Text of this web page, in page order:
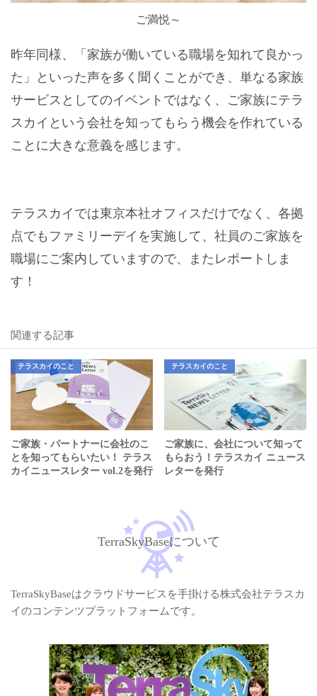
ご満悦～
昨年同様、「家族が働いている職場を知れて良かっ
た」といった声を多く聞くことができ、単なる家族
サービスとしてのイベントではなく、ご家族にテラ
スカイという会社を知ってもらう機会を作れている
ことに大きな意義を感じます。
テラスカイでは東京本社オフィスだけでなく、各拠
点でもファミリーデイを実施して、社員のご家族を
職場にご案内していますので、またレポートしま
す！
関連する記事
テラスカイのこと
ご家族・パートナーに会社のこ
とを知ってもらいたい！ テラス
カイニュースレター vol.2を発行
テラスカイのこと
ご家族に、会社について知って
もらおう！テラスカイ ニュース
レターを発行
TerraSkyBaseについて
TerraSkyBaseはクラウドサービスを手掛ける株式会社テラスカ
イのコンテンツプラットフォームです。